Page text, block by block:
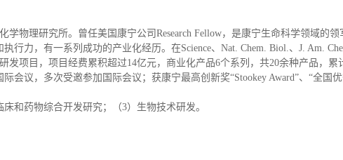
物理研究所。曾任美国康宁公司Research Fellow，是康宁生命科学领域的
力，有一系列成功的产业化经历。在Science、Nat. Chem. Biol.、J. Am.
项目，项目经费累积超过14亿元，商业化产品6个系列，共20余种产品，累
议，多次受邀参加国际会议；获康宁最高创新奖“Stookey Award”、“全国优
和药物综合开发研究；（3）生物技术研发。